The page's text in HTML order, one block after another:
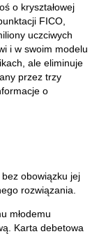
o kryształowej
FICO,
uczciwych
i w swoim modelu
ale eliminuje
przez trzy
o
obowiązku jej
rozwiązania.
młodemu
Karta debetowa